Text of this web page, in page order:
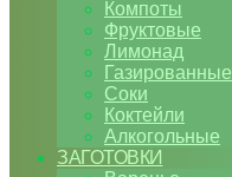
Компоты
Фруктовые
Лимонад
Газированные
Соки
Коктейли
Алкогольные
ЗАГОТОВКИ